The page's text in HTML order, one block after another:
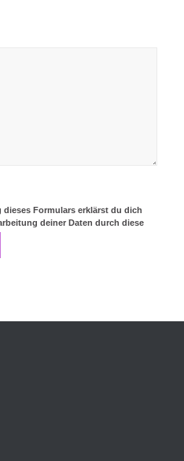
dieses Formulars erklärst du dich
deiner Daten durch diese